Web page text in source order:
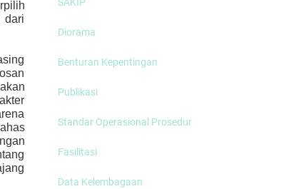
dari
Diorama
Benturan Kepentingan
Publikasi
Standar Operasional Prosedur
Fasilitasi
Data Kelembagaan